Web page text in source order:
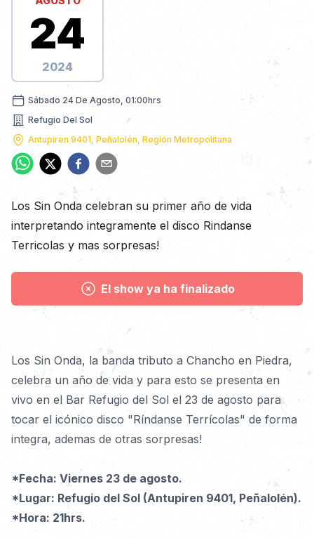
24
2024
sábado 24 de agosto, 01:00hrs
Sábado 24 De Agosto, 01:00hrs
Nombre dirección
Refugio Del Sol
Dirección
Antupiren 9401, Peñalolén, Región Metropolitana
Descripción
Los Sin Onda celebran su primer año de vida
interpretando integramente el disco Rindanse
Terricolas y mas sorpresas!
El show ya ha finalizado
Detalles
Los Sin Onda, la banda tributo a Chancho en Piedra,
celebra un año de vida y para esto se presenta en
vivo en el Bar Refugio del Sol el 23 de agosto para
tocar el icónico disco "Ríndanse Terrícolas" de forma
integra, ademas de otras sorpresas!
*Fecha: Viernes 23 de agosto.
*Hora: 21hrs.